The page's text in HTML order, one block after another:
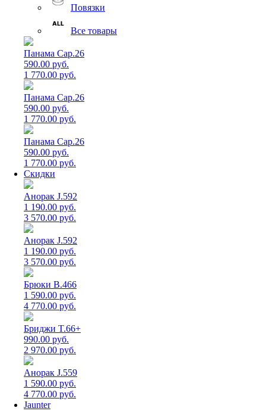
Повязки
Все товары
Панама Cap.26
590.00 руб.
1 770.00 руб.
Панама Cap.26
590.00 руб.
1 770.00 руб.
Панама Cap.26
590.00 руб.
1 770.00 руб.
Скидки
Анорак J.592
1 190.00 руб.
3 570.00 руб.
Анорак J.592
1 190.00 руб.
3 570.00 руб.
Брюки B.466
1 590.00 руб.
4 770.00 руб.
Бриджи T.66+
990.00 руб.
2 970.00 руб.
Анорак J.559
1 590.00 руб.
4 770.00 руб.
Jaunter